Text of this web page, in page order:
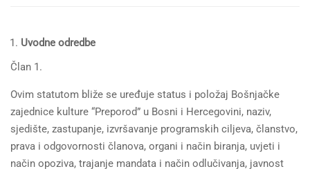
Uvodne odredbe
Član 1.
Ovim statutom bliže se uređuje status i položaj Bošnjačke
zajednice kulture “Preporod” u Bosni i Hercegovini, naziv,
sjedište, zastupanje, izvršavanje programskih ciljeva, članstvo,
prava i odgovornosti članova, organi i način biranja, uvjeti i
način opoziva, trajanje mandata i način odlučivanja, javnost